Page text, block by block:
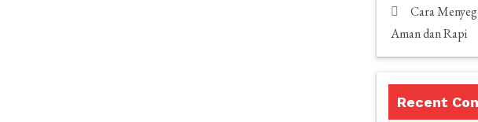
Cara
Aman dan Rapi
Recent